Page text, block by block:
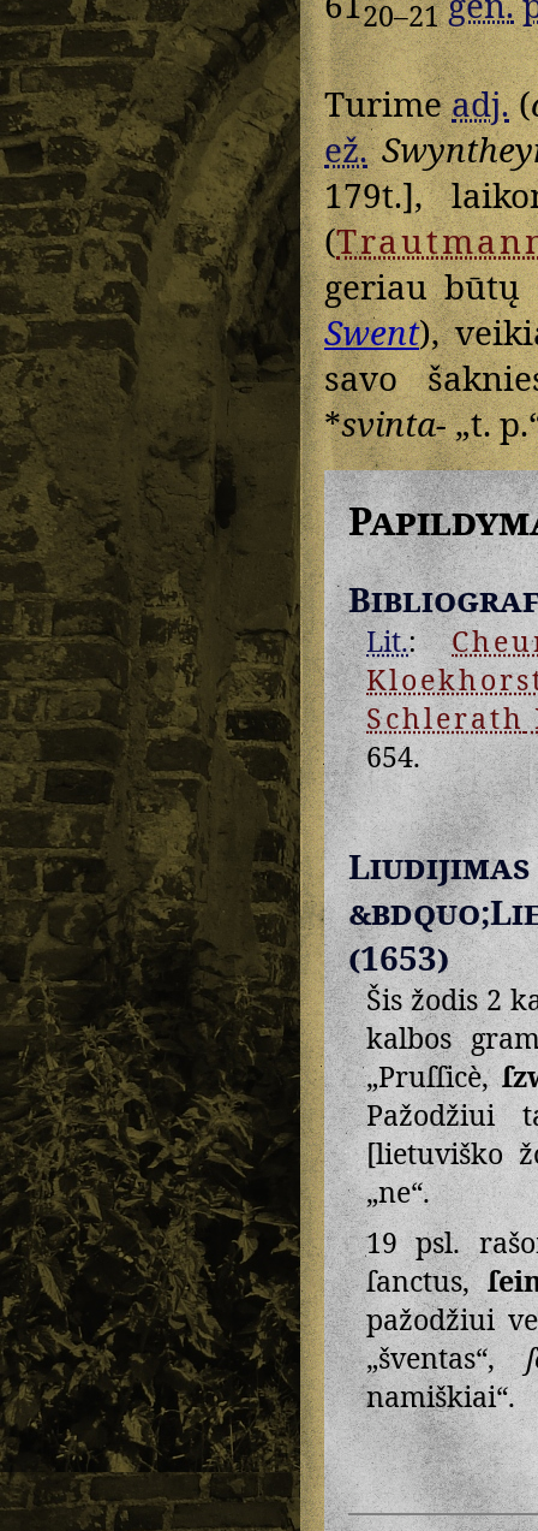
20–21
Turimeadj.(
ež.
179t.],
(
geriau
Swent),
savo
*svinta-„t.
Lit.:
Schlerath
654.
(1653)
Šis žodis 2
kalbos
„Pruſſicè,
[lietuviško
„ne“.
19 psl.
ſanctus,
pažodžiui
„šventas“,
namiškiai“.